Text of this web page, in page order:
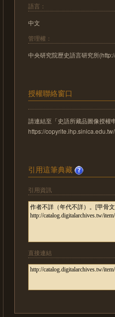
語言：
中文
管理權：
中央研究院歷史語言研究所
授權聯絡窗口
請連結至「史語所藏品圖像授權
https://
引用這筆典藏
引用資訊
直接連結